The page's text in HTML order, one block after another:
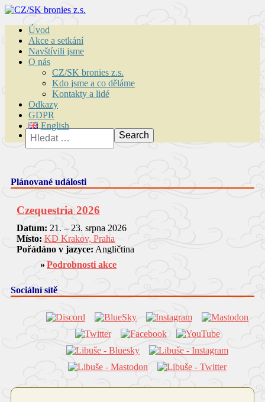
Úvod
Akce a setkání
Navštívili jsme
O nás
CZ/SK bronies z.s.
Kdo jsme a co děláme
Kontakty a lidé
Odkazy
GDPR
English
Vyhledávání
Plánované události
Czequestria 2026
Datum: 21. – 23. srpna 2026
Místo: KD Krakov, Praha
Pořádáno v jazyce: Angličtina
Podrobnosti akce
Sociální sítě